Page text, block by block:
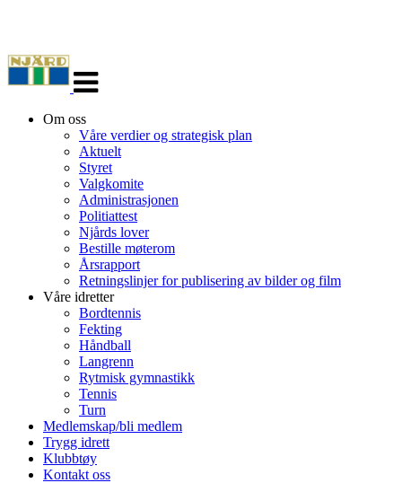
navigasjon
Om oss
Våre verdier og strategisk plan
Aktuelt
Styret
Valgkomite
Administrasjonen
Politiattest
Njårds lover
Bestille møterom
Årsrapport
Retningslinjer for publisering av bilder og film
Våre idretter
Bordtennis
Fekting
Håndball
Langrenn
Rytmisk gymnastikk
Tennis
Turn
Medlemskap/bli medlem
Trygg idrett
Klubbtøy
Kontakt oss